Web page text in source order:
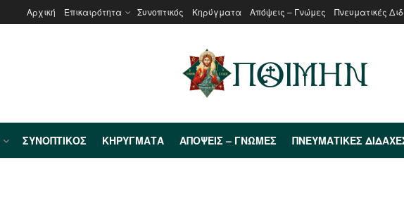
Αρχική Επικαιρότητα Συνοπτικός Κηρύγματα Απόψεις – Γνώμες Πνευματικές
ΣΥΝΟΠΤΙΚΌΣ ΚΗΡΎΓΜΑΤΑ ΑΠΌΨΕΙΣ – ΓΝΏΜΕΣ ΠΝΕΥΜΑΤΙΚΈΣ